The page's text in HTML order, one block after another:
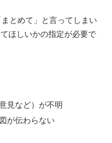
とめて」と言ってしまい
ほしいかの指定が必要で
見など）が不明
が伝わらない